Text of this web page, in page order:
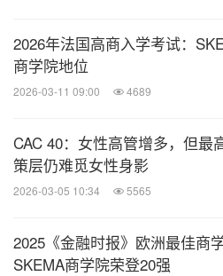
2026年法国高商入学考试：
商学院地位
2026-03-11 09:00 4689
CAC 40：女性高管增多，但最
策层仍难觅女性身影
2026-03-05 10:34 5565
2025《金融时报》欧洲最佳商
SKEMA商学院荣登20强